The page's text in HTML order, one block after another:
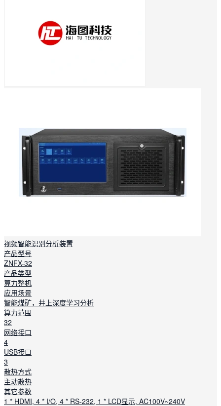
视频智能识别分析装置
产品型号
ZNFX-32
产品类型
算力整机
应用场景
智能煤矿，井上深度学习分析
算力范围
32
网络接口
4
USB接口
3
散热方式
主动散热
其它参数
1 * HDMI, 4 * I/O, 4 * RS-232, 1 * LCD显示, AC100V~240V